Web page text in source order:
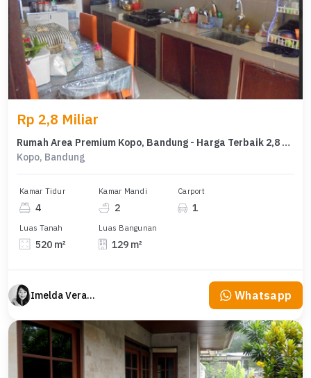
Rp 2,8 Miliar
Rumah Area Premium Kopo, Bandung - Harga Terbaik 2,8 Miliar
Kopo, Bandung
Kamar Tidur
4
Kamar Mandi
2
Carport
1
Luas Tanah
520 m²
Luas Bangunan
129 m²
Imelda Veranika Whatsapp